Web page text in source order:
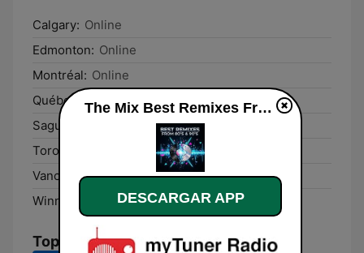
Calgary: Online
Edmonton: Online
Montréal: Online
Québec:
Online
Saguenay:
Toronto:
Vancouver: Online
Winnipeg:
Online
Top Canciones
The Mix Best Remixes From 80’s & 90’s en vivo
DESCARGAR APP